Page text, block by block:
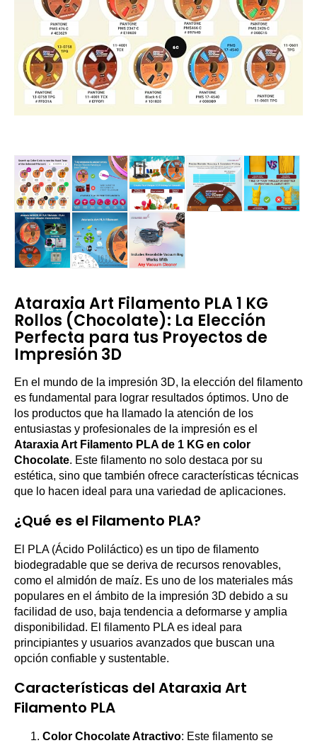
Ataraxia Art Filamento PLA 1 KG
Rollos (Chocolate): La Elección
Perfecta para tus Proyectos de
Impresión 3D
En el mundo de la impresión 3D, la elección del filamento
es fundamental para lograr resultados óptimos. Uno de
los productos que ha llamado la atención de los
entusiastas y profesionales de la impresión es el
Ataraxia Art Filamento PLA de 1 KG en color
Chocolate. Este filamento no solo destaca por su
estética, sino que también ofrece características técnicas
que lo hacen ideal para una variedad de aplicaciones.
¿Qué es el Filamento PLA?
El PLA (Ácido Poliláctico) es un tipo de filamento
biodegradable que se deriva de recursos renovables,
como el almidón de maíz. Es uno de los materiales más
populares en el ámbito de la impresión 3D debido a su
facilidad de uso, baja tendencia a deformarse y amplia
disponibilidad. El filamento PLA es ideal para
principiantes y usuarios avanzados que buscan una
opción confiable y sustentable.
Características del Ataraxia Art
Filamento PLA
Color Chocolate Atractivo: Este filamento se